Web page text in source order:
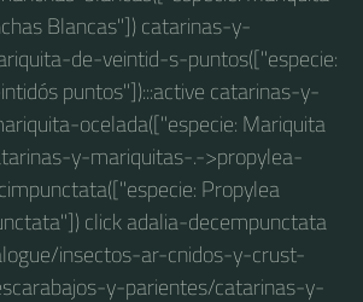
Blancas"]) catarinas-y-
de-veintid-s-puntos(["especie:
puntos"]):::active catarinas-y-
ocelada(["especie: Mariquita
y-mariquitas-.->propylea-
Propylea
click adalia-decempunctata
insectos-ar-cnidos-y-crust-
y-parientes/catarinas-y-